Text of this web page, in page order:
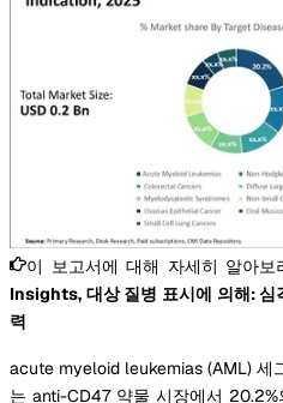
이 보고서에 대해 자세히 알아보
Insights, 대상 질병 표시에 의해:
력
acute myeloid leukemias (AML) 세
는 anti-CD47 약물 시장에서